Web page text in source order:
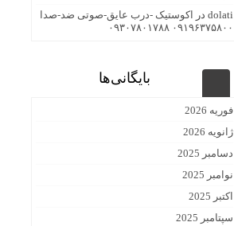
dolati در
اکوستیک -درب عایق-صوتی ضد-صدا
۰۹۱۹۶۳۷۵۸۰۰ ۰۹۳۰۷۸۰۱۷۸۸
بایگانی‌ها
فوریه 2026
ژانویه 2026
دسامبر 2025
نوامبر 2025
اکتبر 2025
سپتامبر 2025